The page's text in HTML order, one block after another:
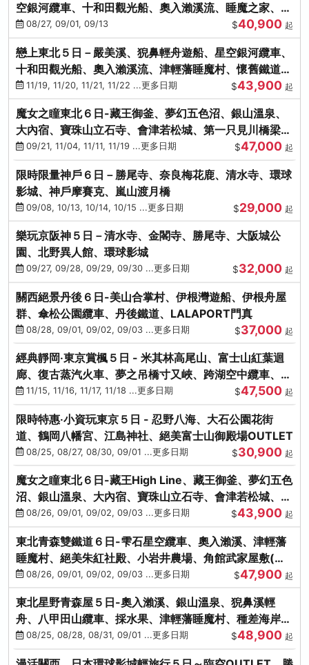
空銀河纜車、十和田觀光船、奧入瀨溪流、睡魔之家、朱
紅社殿（仙台／青森）
08/27, 09/01, 09/13 $40,900 起
戀上東北５日－嚴美溪、猊鼻輕舟遊船、星空銀河纜車、
十和田觀光船、奧入瀨溪流、津輕藩睡魔村、懷舊鐵道
（青森／仙台）
11/19, 11/20, 11/21, 11/22 ...更多日期 $43,900 起
魔女之瞳東北６日-藏王御釜、夢幻五色沼、銀山溫泉、
大內宿、寶珠山立石寺、會津若松城、第一只見川橋梁、
燒肉吃到飽
09/21, 11/04, 11/11, 11/19 ...更多日期 $47,000 起
限時限量神戶６日－勝尾寺、奈良梅花鹿、清水寺、環球
影城、神戶摩賽克、嵐山渡月橋
09/08, 10/13, 10/14, 10/15 ...更多日期 $29,000 起
樂玩京阪神５日－清水寺、金閣寺、勝尾寺、大阪城公
園、北野異人館、環球影城
09/27, 09/28, 09/29, 09/30 ...更多日期 $32,000 起
關西絕景丹後６日-美山合掌村、伊根灣遊船、伊根舟屋
群、傘松公園纜車、丹後鐵道、LALAPORT門真
08/28, 09/01, 09/02, 09/03 ...更多日期 $37,000 起
經典靜岡‧東京賞楓５日 - 米其林高尾山、富士山紅葉迴
廊、復古蒸汽火車、夢之吊橋寸又峽、跨湖空中纜車、抹
茶體驗、三溪園
11/15, 11/16, 11/17, 11/18 ...更多日期 $47,500 起
限時特惠‧小資玩東京５日 - 忍野八海、大石公園花街
道、鶴岡八幡宮、江島神社、絕美富士山御殿場OUTLET
08/25, 08/27, 08/30, 09/01 ...更多日期 $30,900 起
魔女之瞳東北６日-藏王High Line、藏王御釜、夢幻五色
沼、銀山溫泉、大內宿、寶珠山立石寺、會津若松城、燒
肉吃到飽
08/26, 09/01, 09/02, 09/03 ...更多日期 $43,900 起
東北青森雙鐵道６日-雫石星空纜車、奧入瀨溪、津輕藩
睡魔村、絕美朱紅社殿、小岩井農場、角館武家屋敷(不
進免稅店)
08/26, 09/01, 09/02, 09/03 ...更多日期 $47,900 起
東北星野青森屋５日-奧入瀨溪、銀山溫泉、猊鼻溪輕
舟、八甲田山纜車、採水果、津輕藩睡魔村、種差海岸、
法式料理(不進免稅店)
08/25, 08/28, 08/31, 09/01 ...更多日期 $48,900 起